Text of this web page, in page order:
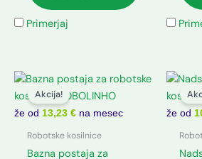
Primerjaj
že od 13,23 € na mesec
Akcija!
Robotske kosilnice
Bazna postaja za
Izvirna
cena
je
bila:
Trenutna
je:
279,90 €.
že od